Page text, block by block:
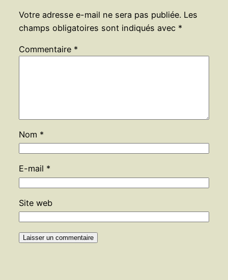
Votre adresse e-mail ne sera pas publiée. Les
champs obligatoires sont indiqués avec *
Commentaire *
Nom *
E-mail *
Site web